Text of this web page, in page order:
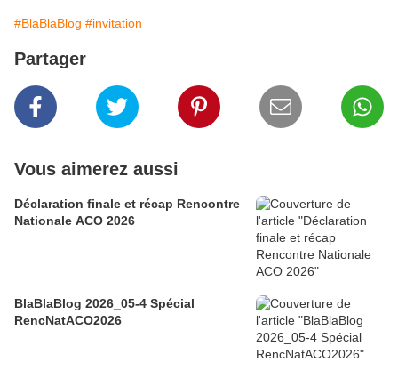
#BlaBlaBlog #invitation
Partager
Vous aimerez aussi
Déclaration finale et récap Rencontre
Nationale ACO 2026
BlaBlaBlog 2026_05-4 Spécial
RencNatACO2026